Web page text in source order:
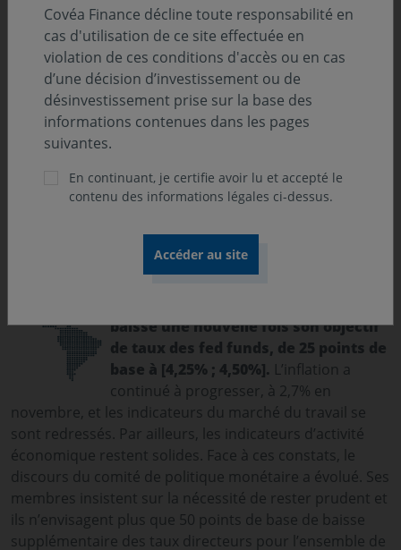
européenne ont baissé une nouvelle fois leurs taux
directeurs, alors que la Banque d’Angleterre et son
homologue japonaise s’en tenaient au statu quo. Sur
fond de remontée de l’inflation au quatrième trimestre,
les discours des banquiers centraux divergent de part
et d’autre de l’Atlantique. En Chine, les autorités ont
annoncé des politiques budgétaire et monétaire plus
accommodantes pour 2025. Sur le marché des changes,
l’euro s’est déprécié de 1,64% sur le mois contre le
2,3% par rapport au mois précédent, à 74,64$.
baissé une nouvelle fois son objectif
de taux des fed funds, de 25 points de
base à [4,25% ; 4,50%]. L’inflation a
continué à progresser, à 2,7% en
novembre, et les indicateurs du marché du travail se
sont redressés. Par ailleurs, les indicateurs d’activité
économique restent solides. Face à ces constats, le
discours du comité de politique monétaire a évolué. Ses
membres insistent sur la nécessité de rester prudent et
ils n’envisagent plus que 50 points de base de baisse
supplémentaire des taux directeurs pour l’ensemble de
Covéa Finance décline toute responsabilité en
cas d'utilisation de ce site effectuée en
violation de ces conditions d'accès ou en cas
d’une décision d’investissement ou de
désinvestissement prise sur la base des
informations contenues dans les pages
suivantes.
En continuant, je certifie avoir lu et accepté le
contenu des informations légales ci-dessus.